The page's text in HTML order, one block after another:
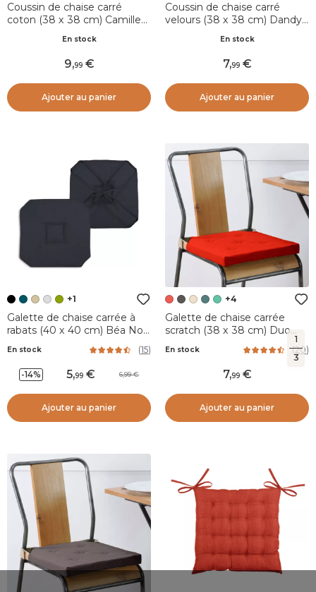
1
3
Coussin de chaise carré
coton (38 x 38 cm) Camille
En stock
9,99
Ajouter au panier
Coussin de chaise carré
velours (38 x 38 cm) Dandy
En stock
7,99
Ajouter au panier
+1
Galette de chaise carrée à
rabats (40 x 40 cm) Béa Noir
En stock (15)
-14% 5,99 6,99
Ajouter au panier
+4
Galette de chaise carrée
scratch (38 x 38 cm) Duo
En stock (20)
7,99
Ajouter au panier